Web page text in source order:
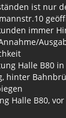
ist nur
immer
Halle B80
hinter
Halle B80,